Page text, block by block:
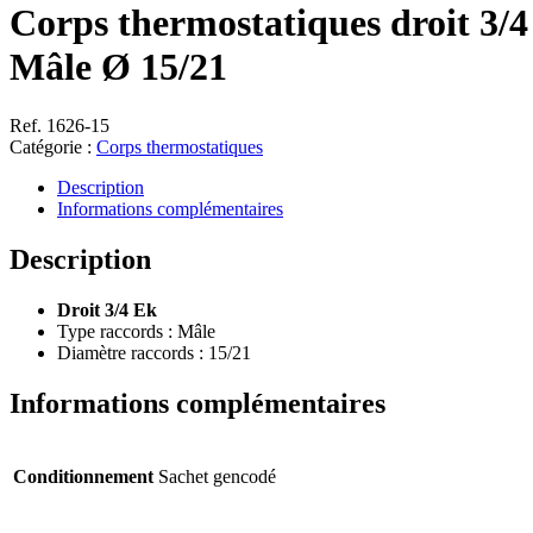
Corps thermostatiques droit 3/
Mâle Ø 15/21
Ref. 1626-15
Catégorie : Corps thermostatiques
Description
Informations complémentaires
Description
Droit 3/4 Ek
Type raccords : Mâle
Diamètre raccords : 15/21
Informations complémentaires
Conditionnement Sachet gencodé